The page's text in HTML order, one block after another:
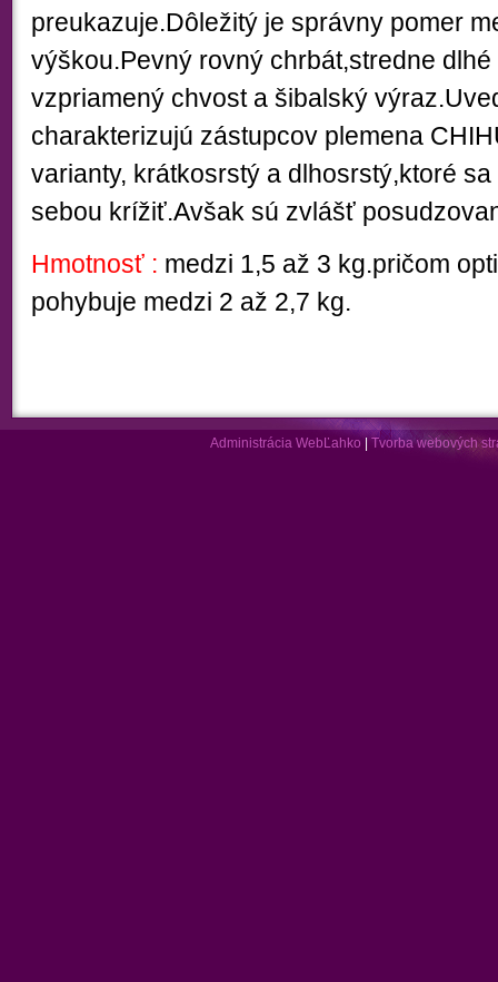
preukazuje.Dôležitý je správny pomer
výškou.Pevný rovný chrbát,stredne
vzpriamený chvost a šibalský
charakterizujú zástupcov plemena
varianty, krátkosrstý a dlhosrstý,ktoré
sebou krížiť.Avšak sú zvlášť
Hmotnosť : medzi 1,5 až 3 kg.pričom
pohybuje medzi 2 až 2,7 kg.
Administrácia WebĽahko Tvorba webových